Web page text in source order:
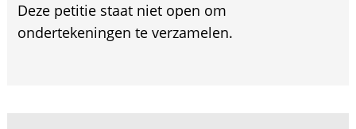
Deze petitie staat niet open om
ondertekeningen te verzamelen.